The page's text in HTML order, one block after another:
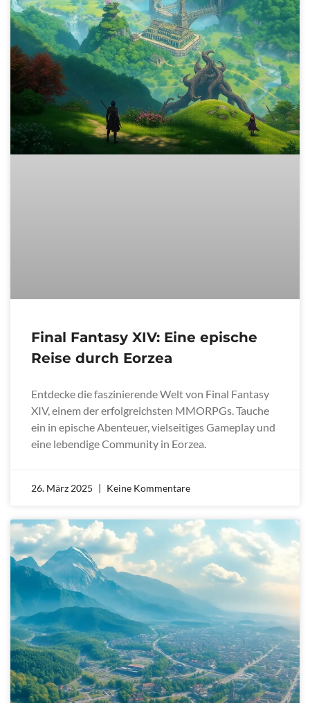
Final Fantasy XIV: Eine epische
Reise durch Eorzea
Entdecke die faszinierende Welt von Final Fantasy
XIV, einem der erfolgreichsten MMORPGs. Tauche
ein in epische Abenteuer, vielseitiges Gameplay und
eine lebendige Community in Eorzea.
26. März 2025 Keine Kommentare